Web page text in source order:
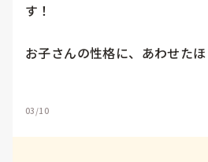
す！
お子さんの性格に、あわせた
03/10